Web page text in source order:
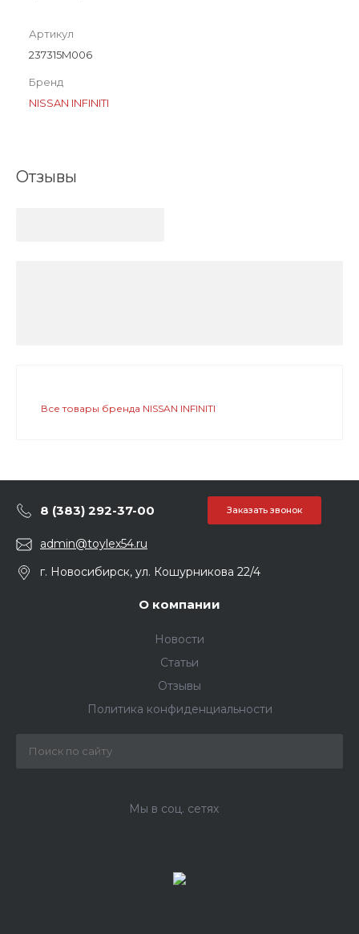
Артикул
237315M006
Бренд
NISSAN INFINITI
Отзывы
Все товары бренда NISSAN INFINITI
8 (383) 292-37-00 Заказать звонок
admin@toylex54.ru
г. Новосибирск, ул. Кошурникова 22/4
О компании
Новости
Статьи
Отзывы
Политика конфиденциальности
Мы в соц. сетях